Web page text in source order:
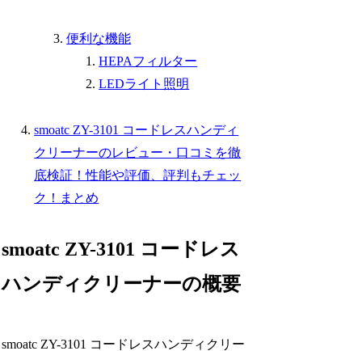
便利な機能
HEPAフィルター
LEDライト照明
smoatc ZY-3101 コードレスハンディ
クリーナーのレビュー・口コミを徹
底検証！性能や評価、評判もチェッ
ク！まとめ
smoatc ZY-3101 コードレス
ハンディクリーナーの概要
smoatc ZY-3101 コードレスハンディクリー